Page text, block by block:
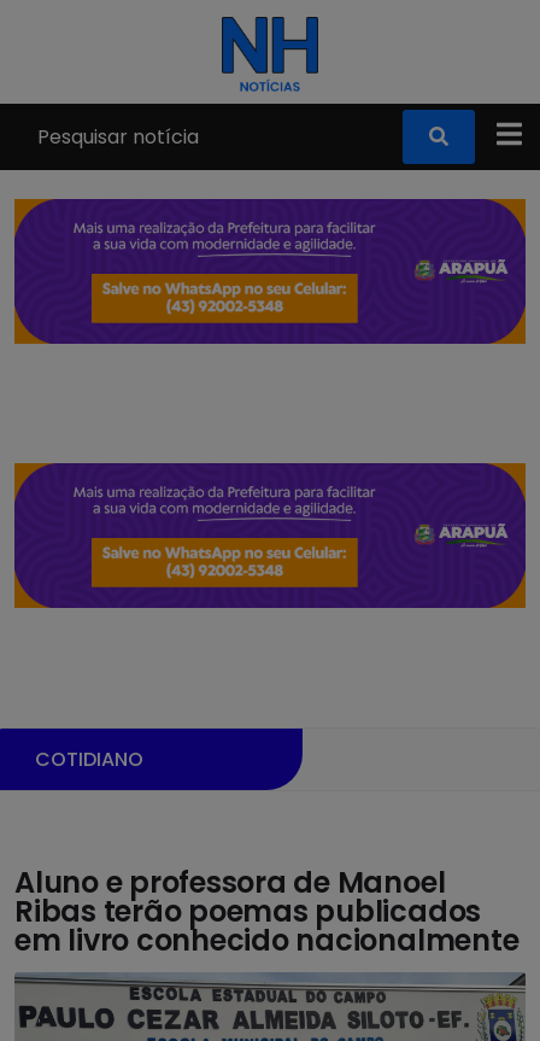
COTIDIANO
Aluno e professora de Manoel
Ribas terão poemas publicados
em livro conhecido nacionalmente